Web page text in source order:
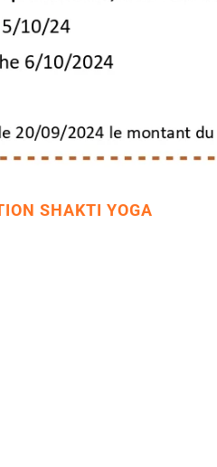
SHAKTI YOGA